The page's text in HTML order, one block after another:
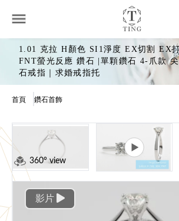
1.01 克拉 H顏色 SI1淨度 EX切割 EX
FNT螢光反應 鑽石 |單顆鑽石 4-爪款
石戒指｜求婚戒指托
首頁 鑽石首飾
360° view
影片